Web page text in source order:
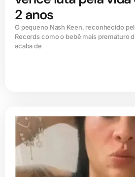
2 anos
O pequeno Nash Keen, reconhecido
Records como o bebê mais prematuro
acaba de